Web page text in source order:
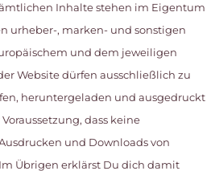
Inhalte stehen im Eigentum
urheber-, marken- und sonstigen
und dem jeweiligen
Website dürfen ausschließlich zu
heruntergeladen und ausgedruckt
dass keine
und Downloads von
Übrigen erklärst Du dich damit